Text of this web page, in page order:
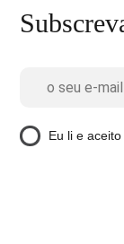
Eu li e aceito